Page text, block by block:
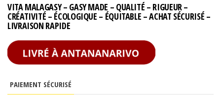
VITA MALAGASY – GASY MADE – QUALITÉ – RIGUEUR –
CRÉATIVITÉ – ÉCOLOGIQUE – ÉQUITABLE – ACHAT SÉCURISÉ –
LIVRAISON RAPIDE
PAIEMENT SÉCURISÉ